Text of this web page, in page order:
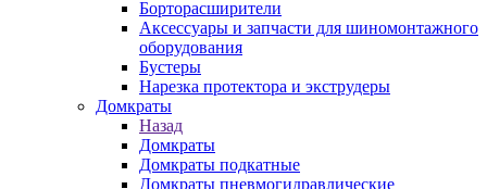
Борторасширители
Аксессуары и запчасти для шиномонтажного
оборудования
Бустеры
Нарезка протектора и экструдеры
Домкраты
Назад
Домкраты
Домкраты подкатные
Домкраты пневмогидравлические